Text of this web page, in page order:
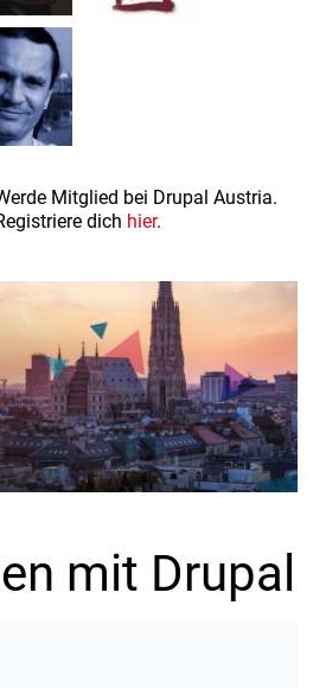
Mitglied bei Drupal Austria.
dich hier.
mit Drupal